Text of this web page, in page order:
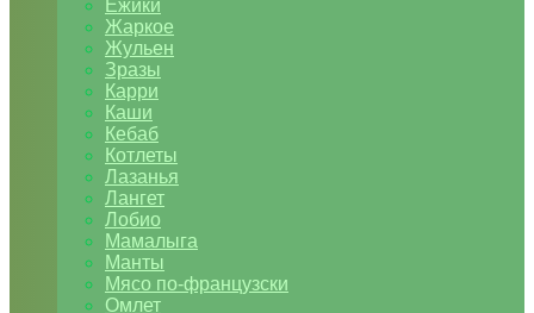
Ежики
Жаркое
Жульен
Зразы
Карри
Каши
Кебаб
Котлеты
Лазанья
Лангет
Лобио
Мамалыга
Манты
Мясо по-французски
Омлет